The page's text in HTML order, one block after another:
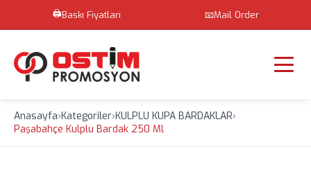
🖨️Baskı Fiyatları 📧Mail Order
Anasayfa›Kategoriler›KULPLU KUPA BARDAKLAR›
Paşabahçe Kulplu Bardak 250 Ml